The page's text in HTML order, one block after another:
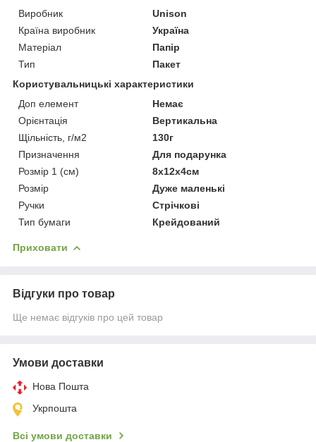
Виробник
Unison
Країна виробник
Україна
Матеріал
Папір
Тип
Пакет
Користувальницькі характеристики
Доп елемент
Немає
Орієнтація
Вертикальна
Щільність, г/м2
130г
Призначення
Для подарунка
Розмір 1 (см)
8х12х4см
Розмір
Дуже маленькі
Ручки
Стрічкові
Тип бумаги
Крейдований
Приховати
Відгуки про товар
Ще немає відгуків про цей товар
Умови доставки
Нова Пошта
Укрпошта
Всі умови доставки